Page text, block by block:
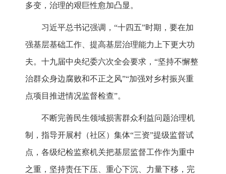
多变，治理的艰巨性愈加凸显。
习近平总书记强调，“十四五”时期，要在加
强基层基础工作、提高基层治理能力上下更大功
夫。十九届中央纪委六次全会要求，“坚持不懈整
治群众身边腐败和不正之风”“加强对乡村振兴重
点项目推进情况监督检查”。
不断完善民生领域损害群众利益问题治理机
制，指导开展村（社区）集体“三资”提级监督试
点，各级纪检监察机关把基层监督工作作为重中
之重，坚持责任下压、重心下沉、力量下移，完